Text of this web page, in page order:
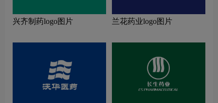
兴齐制药logo图片 兰花药业logo图片